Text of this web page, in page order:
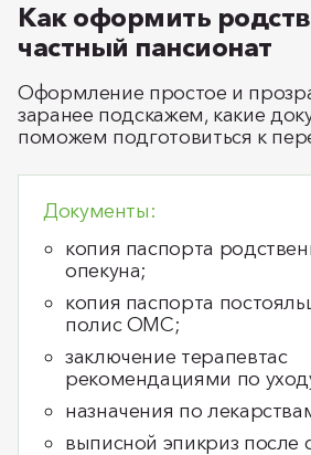
Как оформить
частный пансионат
Оформление простое и
заранее подскажем, какие
поможем подготовиться к
Документы:
копия паспорта
опекуна;
копия паспорта
полис ОМС;
заключение терапевтас
рекомендациями по
назначения по
выписной эпикриз после